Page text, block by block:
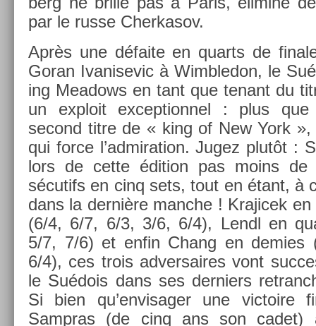
par le russe Cher­kasov.
Après une défaite en quarts de
Goran Ivanisevic à Wimbledon, le
ing Meadows en tant que tenant du
un ex­ploit ex­cep­tion­nel : plus que
second titre de « king of New York »,
qui force l’ad­mira­tion. Jugez plutôt :
lors de cette édi­tion pas moins
sécutifs en cinq sets, tout en étant, à
dans la dernière man­che ! Krajicek
(6/4, 6/7, 6/3, 3/6, 6/4), Lendl en
5/7, 7/6) et enfin Chang en de­m­ies
6/4), ces trois ad­versaires vont
le Suédois dans ses de­rni­ers
Si bien qu’en­visag­er une vic­toire
Sampras (de cinq ans son cadet)